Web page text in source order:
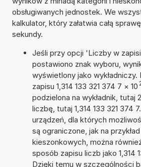
obsługiwanych jednostek. We
kalkulator, który załatwia całą
sekundy.
Jeśli przy opcji 'Liczby w
postawiono znak wyboru,
wyświetlony jako wykładniczy.
zapisu 1,314 133 321 374 7 × 10
podzielona na wykładnik, tutaj
liczbę, tutaj 1,314 133 321 374
urządzeń, dla których
są ograniczone, jak na
kieszonkowych, można
sposób zapisu liczb jako 1,314
Dzięki temu w szczególności